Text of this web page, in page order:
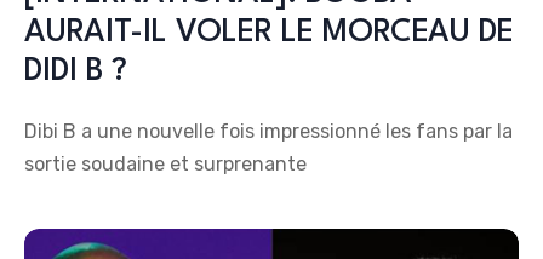
AURAIT-IL VOLER LE MORCEAU DE
DIDI B ?
Dibi B a une nouvelle fois impressionné les fans par la
sortie soudaine et surprenante